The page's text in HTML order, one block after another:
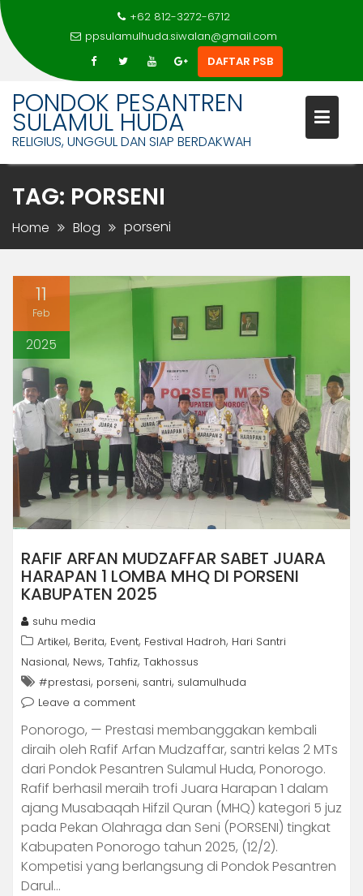
Skip
content
+62 812-3272-6712
ppsulamulhuda.siwalan@gmail.com
DAFTAR PSB
PONDOK PESANTREN
SULAMUL HUDA
RELIGIUS, UNGGUL DAN SIAP BERDAKWAH
TAG: PORSENI
Home Blog porseni
11
Feb
2025
RAFIF ARFAN MUDZAFFAR SABET JUARA
HARAPAN 1 LOMBA MHQ DI PORSENI
KABUPATEN 2025
suhu media
Artikel, Berita, Event, Festival Hadroh, Hari Santri
Nasional, News, Tahfiz, Takhossus
#prestasi, porseni, santri, sulamulhuda
Leave a comment
Ponorogo, — Prestasi membanggakan kembali
diraih oleh Rafif Arfan Mudzaffar, santri kelas 2 MTs
dari Pondok Pesantren Sulamul Huda, Ponorogo.
Rafif berhasil meraih trofi Juara Harapan 1 dalam
ajang Musabaqah Hifzil Quran (MHQ) kategori 5 juz
pada Pekan Olahraga dan Seni (PORSENI) tingkat
Kabupaten Ponorogo tahun 2025, (12/2).
Kompetisi yang berlangsung di Pondok Pesantren
Darul…